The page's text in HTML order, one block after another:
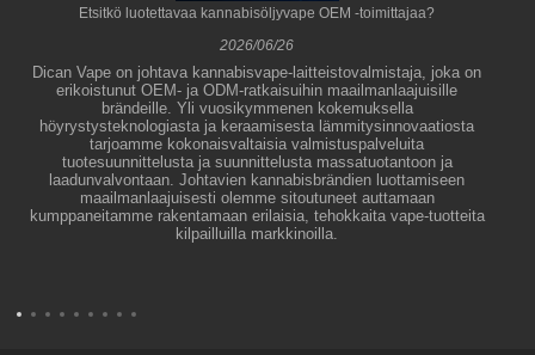
Etsitkö luotettavaa kannabisöljyvape OEM -toimittajaa?
2026/06/26
Dican Vape on johtava kannabisvape-laitteistovalmistaja, joka on
erikoistunut OEM- ja ODM-ratkaisuihin maailmanlaajuisille
brändeille. Yli vuosikymmenen kokemuksella
höyrystysteknologiasta ja keraamisesta lämmitysinnovaatiosta
tarjoamme kokonaisvaltaisia ​​valmistuspalveluita
tuotesuunnittelusta ja suunnittelusta massatuotantoon ja
laadunvalvontaan. Johtavien kannabisbrändien luottamiseen
maailmanlaajuisesti olemme sitoutuneet auttamaan
kumppaneitamme rakentamaan erilaisia, tehokkaita vape-tuotteita
kilpailluilla markkinoilla.